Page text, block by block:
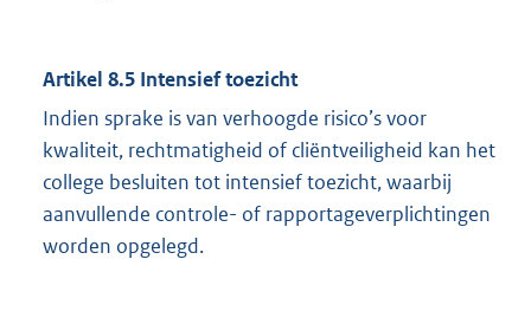
Artikel 8.5 Intensief toezicht
Indien sprake is van verhoogde risico’s voor
kwaliteit, rechtmatigheid of cliëntveiligheid kan het
college besluiten tot intensief toezicht, waarbij
aanvullende controle- of rapportageverplichtingen
worden opgelegd.